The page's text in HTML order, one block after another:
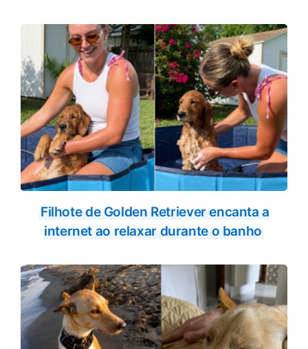
Filhote de Golden Retriever encanta a
internet ao relaxar durante o banho